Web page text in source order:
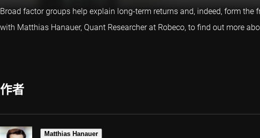
Broad factor groups help explain long-term returns and, indeed, form
with Matthias Hanauer, Quant Researcher at Robeco, to find out more
作者
Matthias Hanauer